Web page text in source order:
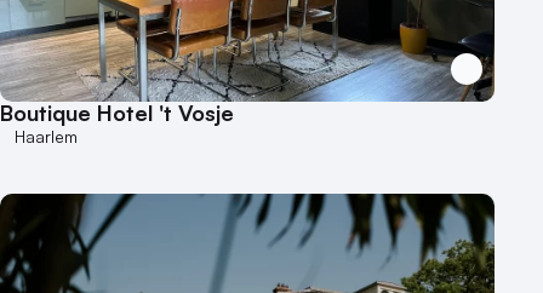
Boutique Hotel 't Vosje
Haarlem